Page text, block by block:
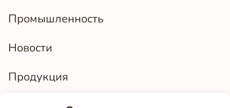
Промышленность
Новости
Продукция